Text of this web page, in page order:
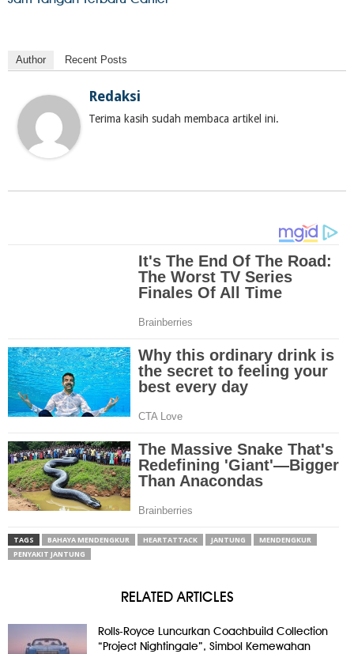
Author Recent Posts
Redaksi
Terima kasih sudah membaca artikel ini.
TAGS BAHAYA MENDENGKUR HEARTATTACK JANTUNG
MENDENGKUR
PENYAKIT JANTUNG
RELATED ARTICLES
Rolls-Royce Luncurkan Coachbuild Collection
“Project Nightingale”, Simbol Kemewahan